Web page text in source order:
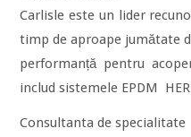
Carlisle este un lider
timp de aproape jumătate
performanță pentru
includ sistemele EPDM
Consultanta de specialitate